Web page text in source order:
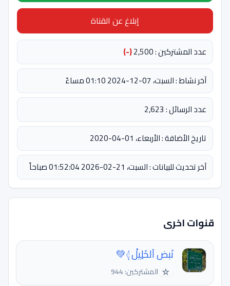
إبلاغ عن القناة
عدد المشتركين : 2,500
(-)
آخر نشاط : السبت، 07-12-2024 01:10 مساءً
عدد الرسائل : 2,623
تاريخ الأضافة : الأربعاء، 01-04-2020
آخر تحديث للبيانات : السبت، 21-02-2026 01:52:04 صباحاً
قنوات اخرى
نَبض آلخَلِيلْ 𓂆💚
☆ المشتركين: 944